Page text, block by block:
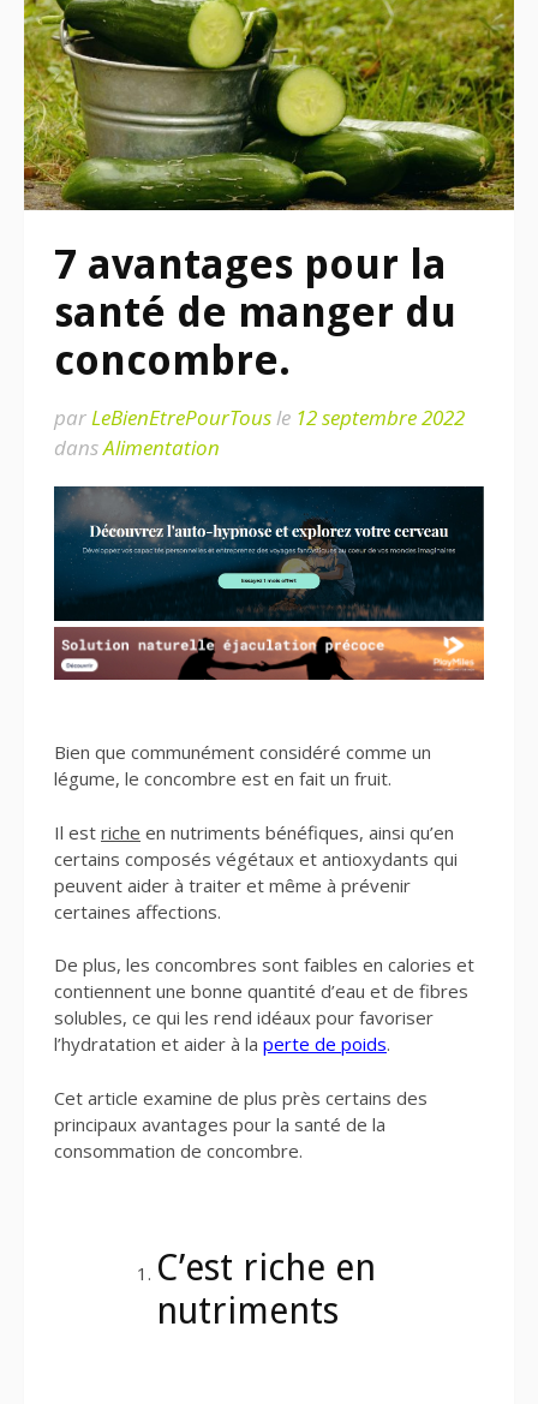
7 avantages pour la
santé de manger du
concombre.
parLeBienEtrePourTousle 12 septembre 2022
dansAlimentation
Bien que communément considéré comme un
légume, le concombre est en fait un fruit.
Il est riche en nutriments bénéfiques, ainsi qu’en
certains composés végétaux et antioxydants qui
peuvent aider à traiter et même à prévenir
certaines affections.
De plus, les concombres sont faibles en calories et
contiennent une bonne quantité d’eau et de fibres
solubles, ce qui les rend idéaux pour favoriser
l’hydratation et aider à la perte de poids.
Cet article examine de plus près certains des
principaux avantages pour la santé de la
consommation de concombre.
C’est riche en
nutriments